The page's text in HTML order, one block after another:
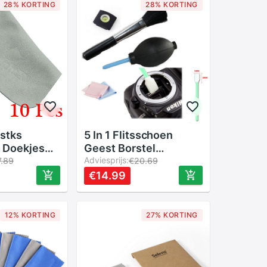
28% KORTING
TV
filters lot
ND UV
schoon
28% KORTING
5 In 1 Flitsschoen
Geest Borstel
Cleaning Kit Cleaning
Pen Camera Pen/Lens
Doek Cleaning Kit
Adviesprijs:€20.69
€14.99
12% KORTING 27% KORTING